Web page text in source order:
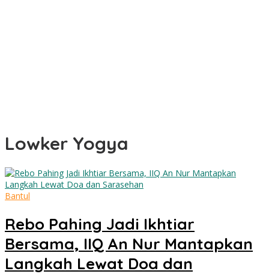
Lowker Yogya
Bantul
Rebo Pahing Jadi Ikhtiar
Bersama, IIQ An Nur Mantapkan
Langkah Lewat Doa dan